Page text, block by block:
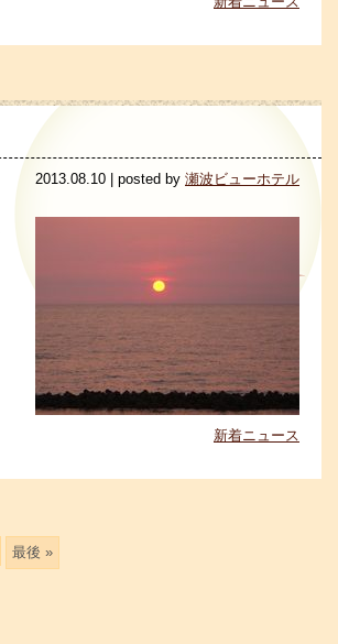
2013.08.10 | posted by 瀬波ビューホテル
新着ニュース
最後 »